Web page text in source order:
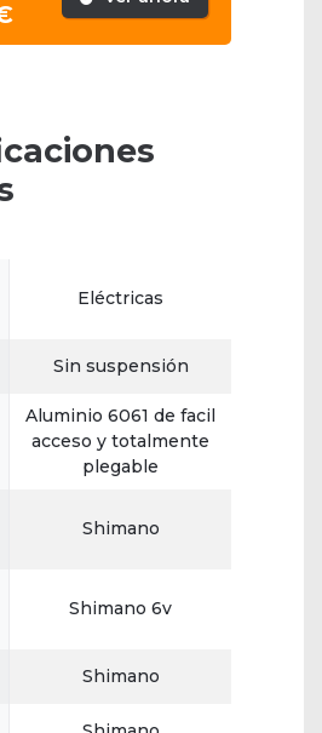
Eléctricas
Sin suspensión
Aluminio 6061 de facil
acceso y totalmente
plegable
Shimano
Shimano 6v
Shimano